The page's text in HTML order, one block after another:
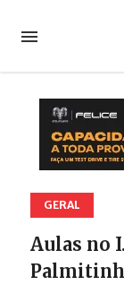
GERAL
Aulas no